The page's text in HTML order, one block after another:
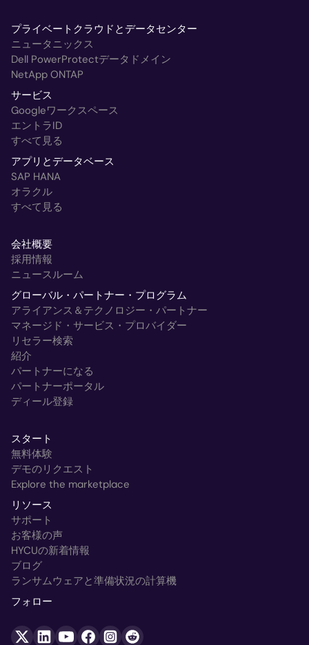
プライベートクラウドとデータセンター
ニュータニックス
Dell PowerProtectデータドメイン
NetApp ONTAP
サービス
Googleワークスペース
エントラID
すべて見る
アプリとデータベース
SAP HANA
オラクル
すべて見る
会社概要
採用情報
ニュースルーム
グローバル・パートナー・プログラム
アライアンス＆テクノロジー・パートナー
マネージド・サービス・プロバイダー
リセラー検索
紹介
パートナーになる
パートナーポータル
ディール登録
スタート
無料体験
デモのリクエスト
Explore the marketplace
リソース
サポート
お客様の声
HYCUの新着情報
ブログ
ランサムウェアと準備状況の計算機
フォロー